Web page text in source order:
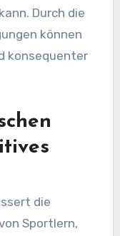
Durch die
können
konsequenter
die
Sportlern,